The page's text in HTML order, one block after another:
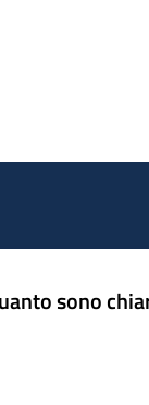
sono